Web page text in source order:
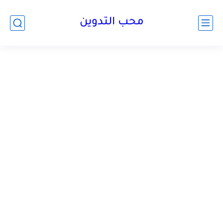
محب التدوين